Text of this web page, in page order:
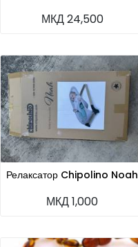
МКД 24,500
Релаксатор Chipolino Noah
МКД 1,000